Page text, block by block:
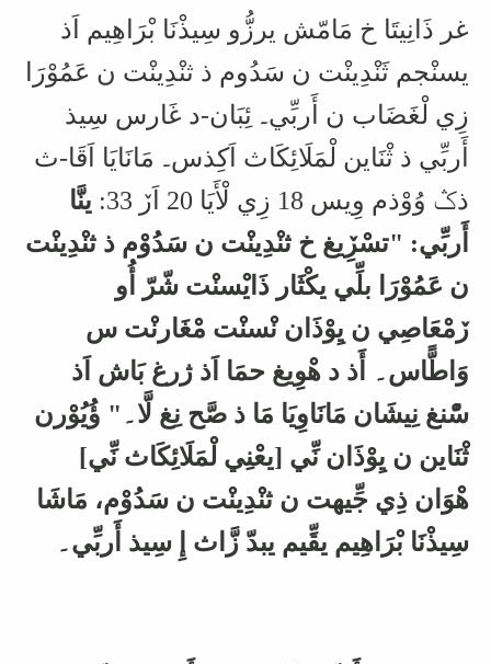
غر ذَانِيتَا خ مَامّش يرزُّو سِيذْنَا بْرَاهِيم اَذ
يسنْجم ثَنْدِينْت ن سَدُوم ذ ثنْدِينْت ن عَمُوْرَا
زِي لْغَضَاب ن أَربِّي۔ ئِبَان-د غَارس سِيذ
أَربِّي ذ ثْنَاين لْمَلَائِكَاث اَكِذس۔ مَانَايَا اَقَا-ث
ذݣ وُوْذم وِيس 18 زِي لْأَيَا 20 اَڒ 33:
ينَّا
أَربِّي: "تسْڒِيغ خ ثنْدِينْت ن سَدُوْم ذ ثنْدِينْت
ن عَمُوْرَا بلِّي يكْثَار ذَايْسنْت شّرّ أُو
ڒمْعَاصِي ن يِوْذَان نْسنْت مْغَارنْت س
وَاطًّاس۔ أَذ د هْوِيغ حمَا اَذ ژرغ بَاش اَذ
سّْنغ نِيشَان مَانَاوِيَا مَا ذ صَّح نِغ لَّا۔" ؤُيُوْرن
ثْنَاين ن يِوْذَان نِّي [يعْنِي لْمَلَائِكَاث نِّي]
هْوَان ذِي جِّيهت ن ثنْدِينْت ن سَدُوْم، مَاشَا
سِيذْنَا بْرَاهِيم يقِّيم يبدّ زَّاث إِ سِيذ أَربِّي۔